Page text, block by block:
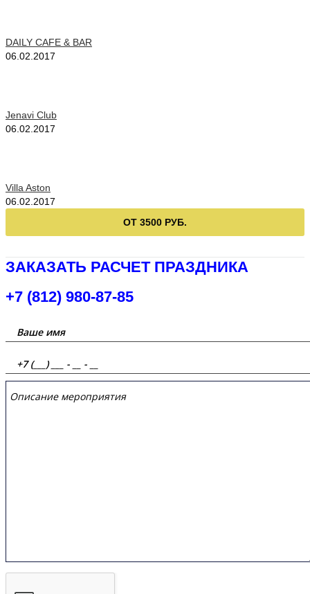
DAILY CAFE & BAR
06.02.2017
Jenavi Club
06.02.2017
Villa Aston
06.02.2017
ОТ 3500 РУБ.
ЗАКАЗАТЬ РАСЧЕТ ПРАЗДНИКА
+7 (812) 980-87-85